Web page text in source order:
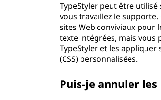
TypeStyler peut être
vous travaillez le
sites Web conviviaux pour
texte intégrées, mais vous
TypeStyler et les
(CSS) personnalisées.
Puis-je annuler